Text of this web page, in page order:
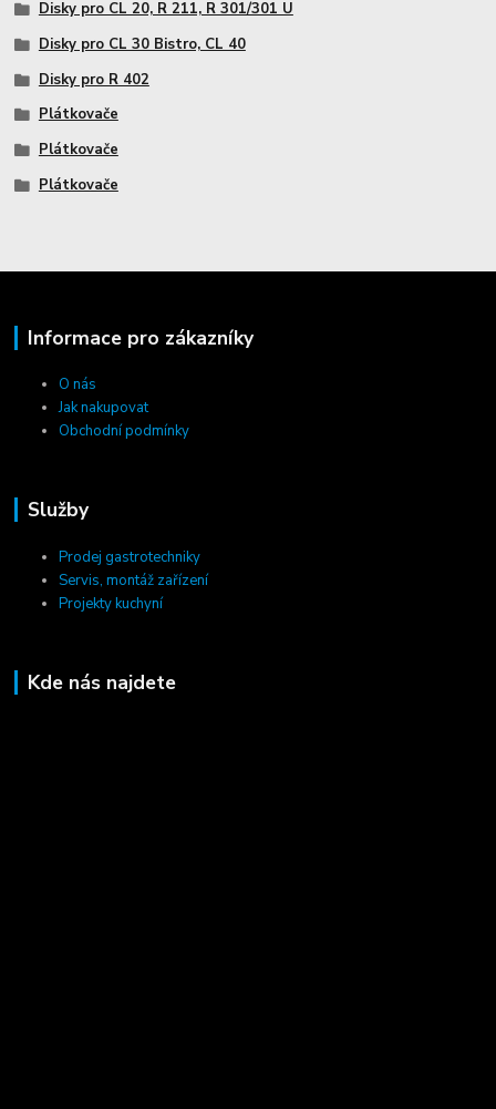
Disky pro CL 20, R 211, R 301/301 U
Disky pro CL 30 Bistro, CL 40
Disky pro R 402
Plátkovače
Plátkovače
Plátkovače
Informace pro zákazníky
O nás
Jak nakupovat
Obchodní podmínky
Služby
Prodej gastrotechniky
Servis, montáž zařízení
Projekty kuchyní
Kde nás najdete